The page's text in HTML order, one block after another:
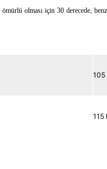
olması için 30 derecede,
105
115